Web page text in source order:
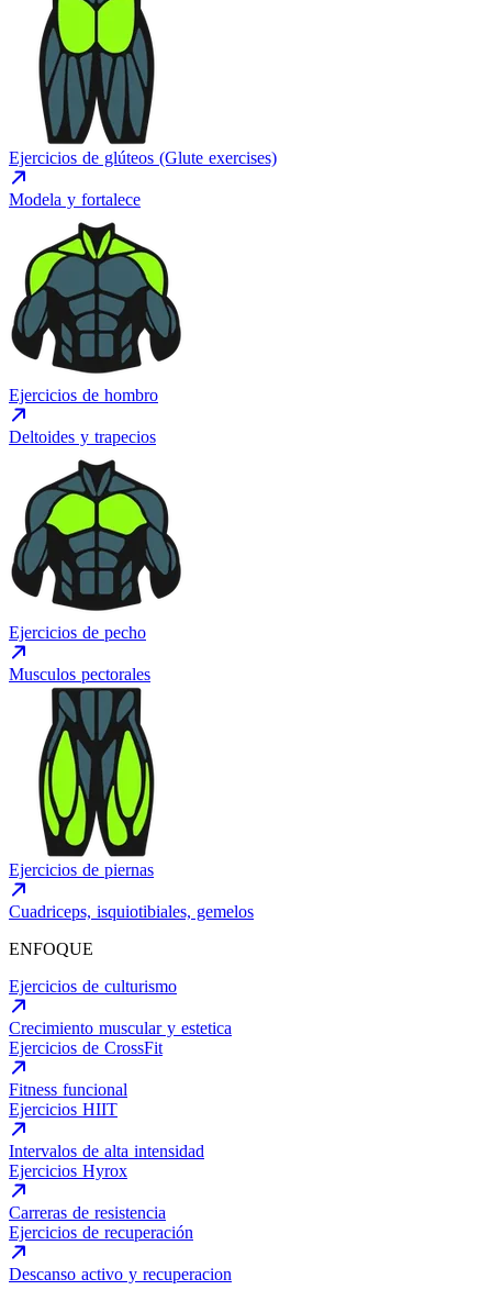
Ejercicios de glúteos (Glute exercises)
Modela y fortalece
Ejercicios de hombro
Deltoides y trapecios
Ejercicios de pecho
Musculos pectorales
Ejercicios de piernas
Cuadriceps, isquiotibiales, gemelos
ENFOQUE
Ejercicios de culturismo
Crecimiento muscular y estetica
Ejercicios de CrossFit
Fitness funcional
Ejercicios HIIT
Intervalos de alta intensidad
Ejercicios Hyrox
Carreras de resistencia
Ejercicios de recuperación
Descanso activo y recuperacion